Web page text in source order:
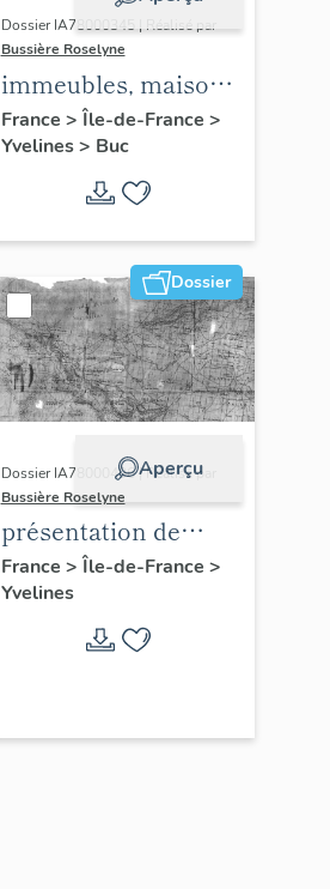
Dossier IA78000345 | Réalisé par
Bussière Roselyne
immeubles, maisons,
fermes
France > Île-de-France >
Yvelines> Buc
Dossier
Aperçu
Dossier IA78000496 | Réalisé par
Bussière Roselyne
présentation de
l'étude du
patrimoine de l'aire
d'étude Versailles
périphérie sud
France > Île-de-France >
Yvelines